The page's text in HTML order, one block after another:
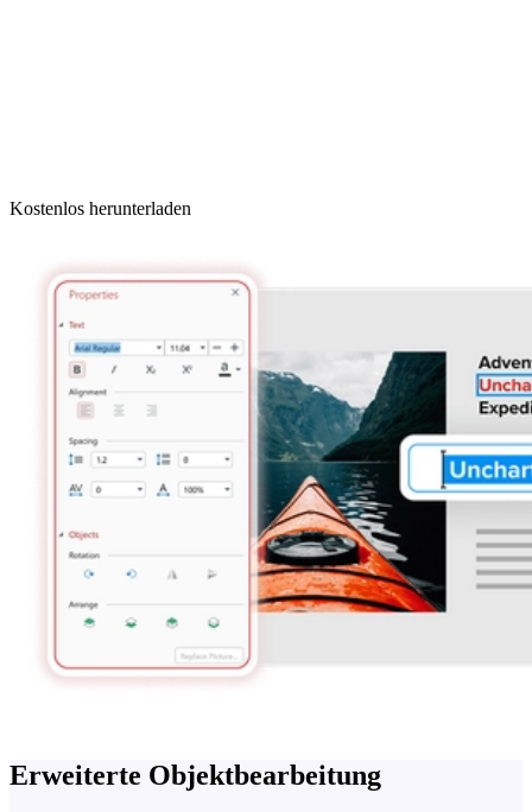
Kostenlos herunterladen
Erweiterte Objektbearbeitung